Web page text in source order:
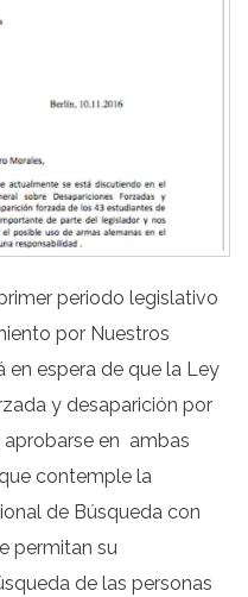
periodo legislativo
por Nuestros
en espera de que la Ley
y desaparición por
en ambas
contemple la
de Búsqueda con
permitan su
de las personas